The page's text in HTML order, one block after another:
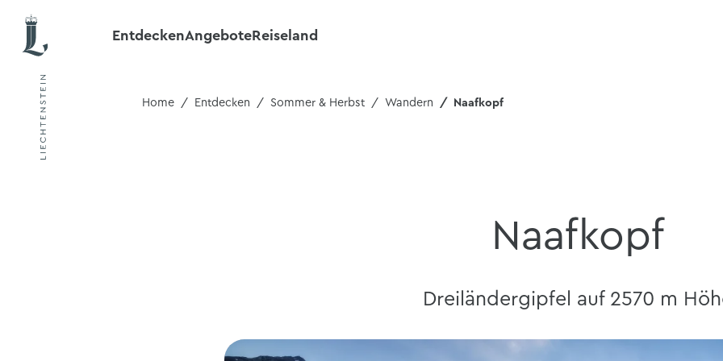
EntdeckenAngeboteReiseland
Home Entdecken Sommer & Herbst Wandern Naafkopf
Naafkopf
Dreiländergipfel auf 2570 m